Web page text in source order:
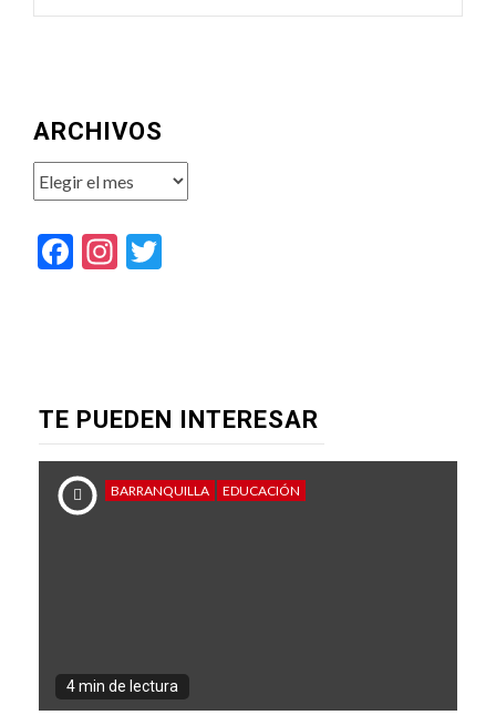
ARCHIVOS
Archivos
Facebook
Instagram
TE PUEDEN INTERESAR
BARRANQUILLA EDUCACIÓN
4 min de lectura